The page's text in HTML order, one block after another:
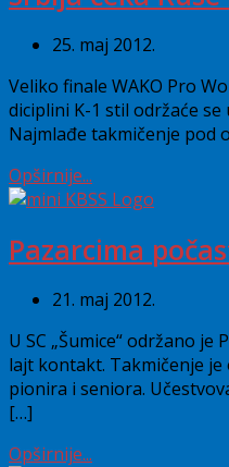
25. maj 2012.
Veliko finale WAKO Pro
diciplini K-1 stil održaće
Najmlađe takmičenje pod
Opširnije...
Pazarcima
21. maj 2012.
U SC „Šumice“ održano
lajt kontakt. Takmičenje
pionira i seniora.
[…]
Opširnije...